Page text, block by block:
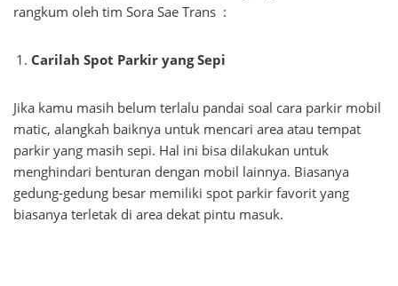
rangkum oleh tim Sora Sae Trans :
Carilah Spot Parkir yang Sepi
Jika kamu masih belum terlalu pandai soal cara parkir mobil
matic, alangkah baiknya untuk mencari area atau tempat
parkir yang masih sepi. Hal ini bisa dilakukan untuk
menghindari benturan dengan mobil lainnya. Biasanya
gedung-gedung besar memiliki spot parkir favorit yang
biasanya terletak di area dekat pintu masuk.